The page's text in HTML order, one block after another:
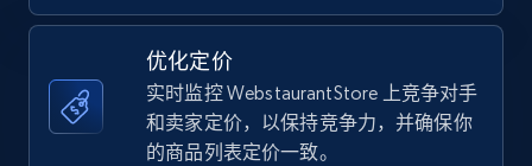
Author name, Asin, and more.
7.4K+ 872+
优化定价
实时监控 WebstaurantStore 上竞争对手
和卖家定价，以保持竞争力，并确保你
的商品列表定价一致。